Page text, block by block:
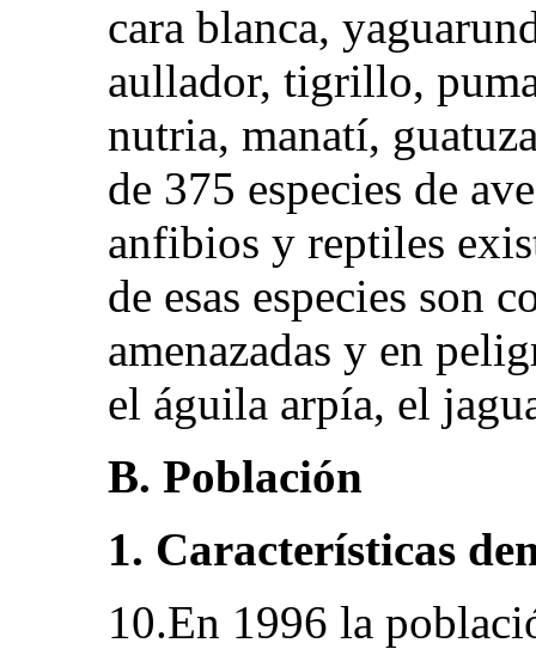
cara blanca,
aullador, tigrillo,
nutria, manatí,
de 375 especies de
anfibios y reptiles
de esas especies son
amenazadas y en
el águila arpía, el
B. Población
1. Características
10.En 1996 la